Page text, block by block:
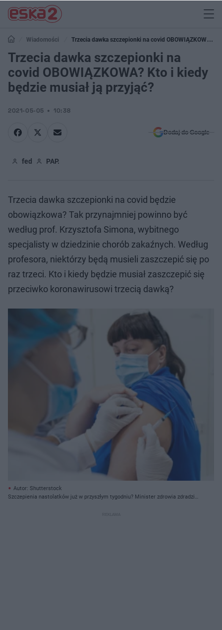
Wiadomości
Trzecia dawka szczepionki na covid OBOWIĄZKOWA?
Kto i kiedy będzie musiał ją przyjąć?
Trzecia dawka szczepionki na
covid OBOWIĄZKOWA? Kto i kiedy
będzie musiał ją przyjąć?
2021-05-05 10:38
Dodaj do Google
fed PAP.
Trzecia dawka szczepionki na covid będzie
obowiązkowa? Tak przynajmniej powinno być
według prof. Krzysztofa Simona, wybitnego
specjalisty w dziedzinie chorób zakaźnych. Według
profesora, niektórzy będą musieli zaszczepić się po
raz trzeci. Kto i kiedy będzie musiał zaszczepić się
przeciwko koronawirusowi trzecią dawką?
Autor: Shutterstock
Szczepienia nastolatków już w przyszłym tygodniu? Minister zdrowia zdradził